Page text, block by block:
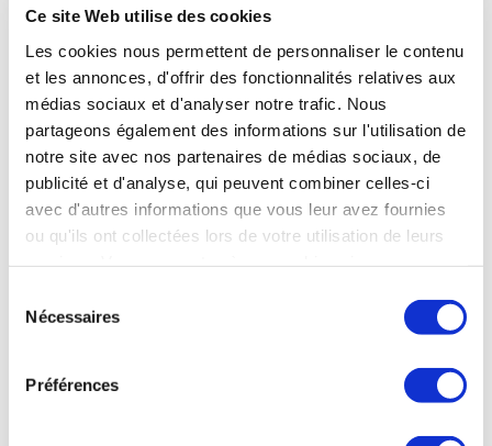
Ce site Web utilise des cookies
Les cookies nous permettent de personnaliser le contenu
et les annonces, d'offrir des fonctionnalités relatives aux
médias sociaux et d'analyser notre trafic. Nous
partageons également des informations sur l'utilisation de
notre site avec nos partenaires de médias sociaux, de
publicité et d'analyse, qui peuvent combiner celles-ci
avec d'autres informations que vous leur avez fournies
ou qu'ils ont collectées lors de votre utilisation de leurs
Nécessaires
Préférences
100 % des titres sur proposition. Apport : 400 K€
en fonds propres minimum.
Données financières :
2025 : CA moyen 4000 K€ •EBE normatif 300 K€
•Trésorerie nette attendue au closing : à l’équilibre.
Effectif :
> 50 personnes, des équipes autonomes, fidèles,
compétentes et impliquées.